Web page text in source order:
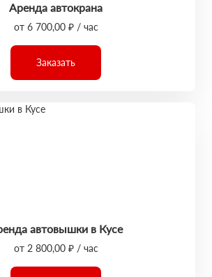
Аренда автокрана
от 6 700,00 ₽ / час
Заказать
автовышки в Кусе
от 2 800,00 ₽ / час